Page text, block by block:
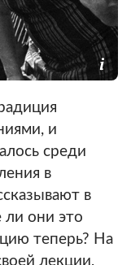
и
среди
в
в
ли они это
теперь? На
лекции,